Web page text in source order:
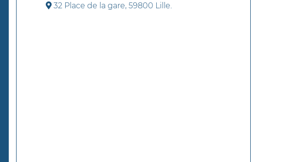
32 Place de la gare, 59800 Lille.